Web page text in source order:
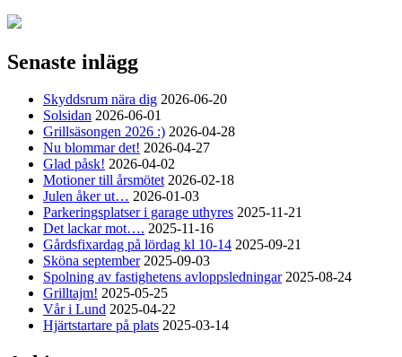
Senaste inlägg
Skyddsrum nära dig 2026-06-20
Solsidan 2026-06-01
Grillsäsongen 2026 :) 2026-04-28
Nu blommar det! 2026-04-27
Glad påsk! 2026-04-02
Motioner till årsmötet 2026-02-18
Julen åker ut… 2026-01-03
Parkeringsplatser i garage uthyres 2025-11-21
Det lackar mot…. 2025-11-16
Gårdsfixardag på lördag kl 10-14 2025-09-21
Sköna september 2025-09-03
Spolning av fastighetens avloppsledningar 2025-08-24
Grilltajm! 2025-05-25
Vår i Lund 2025-04-22
Hjärtstartare på plats 2025-03-14